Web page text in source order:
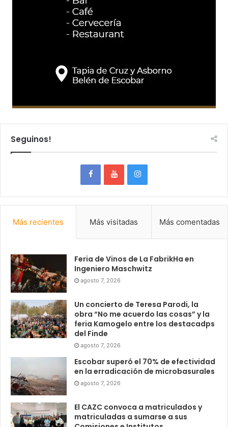
Seguinos!
Más recientes Más visitadas Más comentadas
Feria de Vinos de La FabrikHa en
Ingeniero Maschwitz
agosto 7, 2026
Un concierto de Teresa Parodi, la
obra “No me acuerdo las cosas” y la
feria Kamogelo entre los destacadps
del Finde
agosto 7, 2026
Escobar superó el 70% de efectividad
en la erradicación de microbasurales
agosto 7, 2026
El CAZC convoca a matriculados y
matriculadas a sumarse a sus